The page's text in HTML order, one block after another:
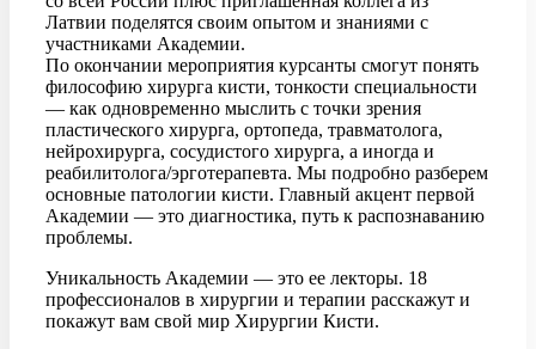
Латвии поделятся своим опытом и знаниями с
участниками Академии.
По окончании мероприятия курсанты смогут понять
философию хирурга кисти, тонкости специальности
— как одновременно мыслить с точки зрения
пластического хирурга, ортопеда, травматолога,
нейрохирурга, сосудистого хирурга, а иногда и
реабилитолога/эрготерапевта. Мы подробно разберем
основные патологии кисти. Главный акцент первой
Академии — это диагностика, путь к распознаванию
проблемы.
Уникальность Академии — это ее лекторы. 18
профессионалов в хирургии и терапии расскажут и
покажут вам свой мир Хирургии Кисти.